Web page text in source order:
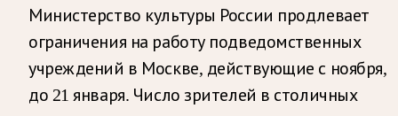
Министерство культуры России продлевает
ограничения на работу подведомственных
учреждений в Москве, действующие с ноября,
до 21 января. Число зрителей в столичных